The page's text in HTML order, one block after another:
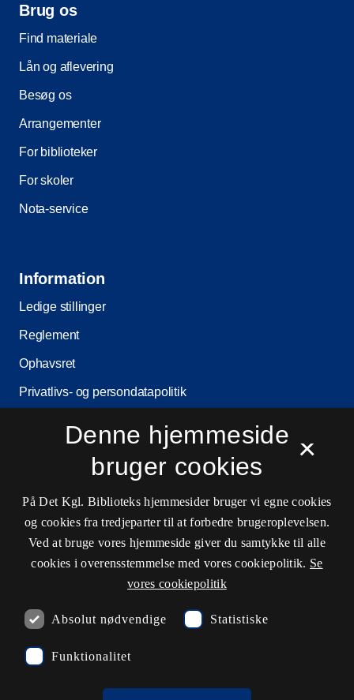
Brug os
Find materiale
Lån og aflevering
Besøg os
Arrangementer
For biblioteker
For skoler
Nota-service
Information
Ledige stillinger
Reglement
Ophavsret
Privatlivs- og persondatapolitik
Cookieindstillinger
Kontaktinformationer
3347 4747
×
Denne hjemmeside
bruger cookies
På Det Kgl. Biblioteks hjemmesider bruger vi egne cookies
og cookies fra tredjeparter til at forbedre brugeroplevelsen.
Ved at bruge vores hjemmeside giver du samtykke til alle
cookies i overensstemmelse med vores cookiepolitik. Se
vores cookiepolitik
Absolut nødvendige Statistiske
Funktionalitet